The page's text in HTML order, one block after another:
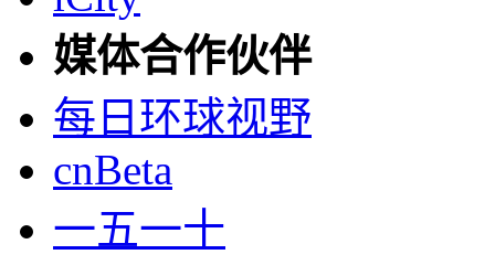
媒体合作伙伴
每日环球视野
cnBeta
一五一十